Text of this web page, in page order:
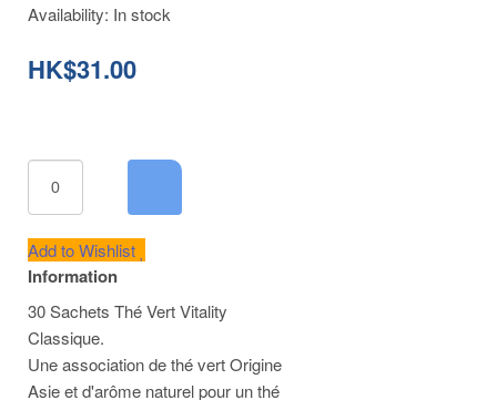
Availability: In stock
HK$31.00
Add to Wishlist
Information
30 Sachets Thé Vert Vitality
Classique.
Une association de thé vert Origine
Asie et d'arôme naturel pour un thé